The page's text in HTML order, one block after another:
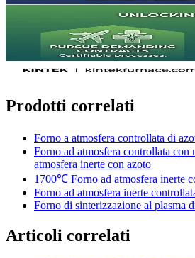
Prodotti correlati
Forno a atmosfera controllata di
Forno ad atmosfera controllata con
atmosfera inerte con azoto
1700℃ Forno ad atmosfera inerte
Forno ad atmosfera inerte
Forno di sinterizzazione al plasma
Articoli correlati